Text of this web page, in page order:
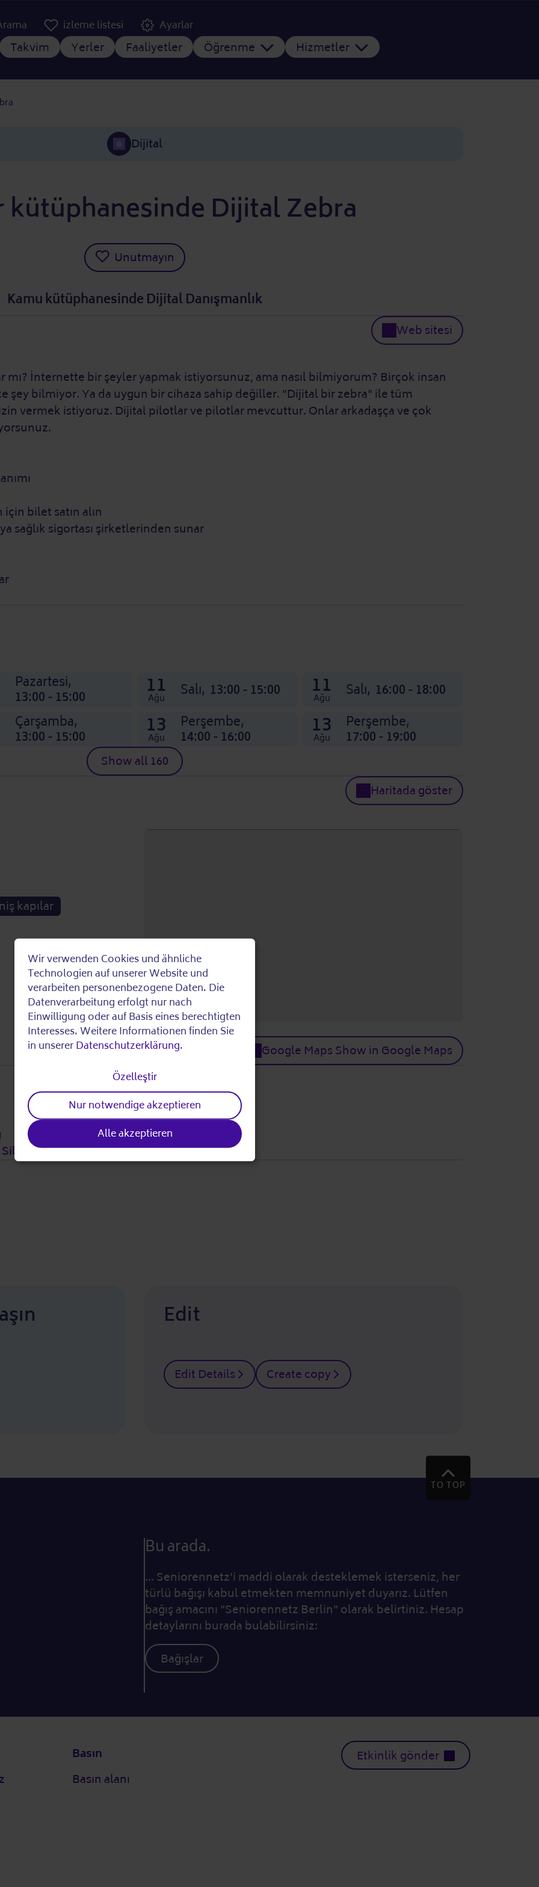
menüsü
Takvim Yerler Faaliyetler Öğrenme Hizmetler
der Kopfzeile izleme listesi Ayarlar
Dijital
kütüphanesinde Dijital Zebra
Unutmayın
Kamu kütüphanesinde Dijital Danışmanlık
Web sitesi
mı? İnternette bir şeyler yapmak istiyorsunuz, ama nasıl bilmiyorum? Birçok insan
şey bilmiyor. Ya da uygun bir cihaza sahip değiller. "Dijital bir zebra" ile tüm
vermek istiyoruz. Dijital pilotlar ve pilotlar mevcuttur. Onlar arkadaşça ve çok
bilet satın alın
sağlık sigortası şirketlerinden sunar
Pazartesi,
13:00 - 15:00 11
Ağu Salı, 13:00 - 15:00 11
Ağu Salı, 16:00 - 18:00
Çarşamba,
13:00 - 15:00 13
Ağu
Perşembe,
14:00 - 16:00 13
Ağu
Perşembe,
17:00 - 19:00
Show all 160
Haritada göster
kapılar
Google Maps Show in Google Maps
e. V.)
Edit
Edit Details Create copy
TO TOP
Bu arada.
... Seniorennetz'i maddi olarak desteklemek isterseniz, her
türlü bağışı kabul etmekten memnuniyet duyarız. Lütfen
bağış amacını "Seniorennetz Berlin" olarak belirtiniz. Hesap
detaylarını burada bulabilirsiniz:
Bağışlar
Basın
Basın alanı
Etkinlik gönder
Use
of
personal
and
cookies
Wir verwenden Cookies und ähnliche
Technologien auf unserer Website und
verarbeiten personenbezogene Daten. Die
Datenverarbeitung erfolgt nur nach
Einwilligung oder auf Basis eines berechtigten
Interesses. Weitere Informationen finden Sie
in unsererDatenschutzerklärung.
Özelleştir
Nur notwendige akzeptieren
Alle akzeptieren